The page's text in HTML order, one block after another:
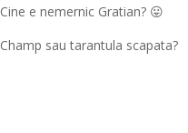
Cine e nemernic Gratian? 😛
Champ sau tarantula scapata?